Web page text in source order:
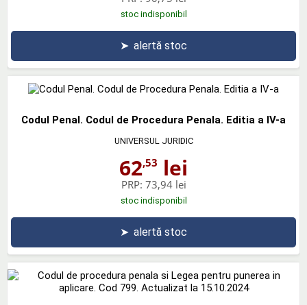
stoc indisponibil
➤ alertă stoc
Codul Penal. Codul de Procedura Penala. Editia a IV-a
UNIVERSUL JURIDIC
62,53 lei
PRP: 73,94 lei
stoc indisponibil
➤ alertă stoc